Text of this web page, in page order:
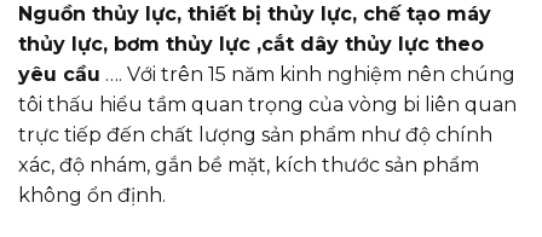
Nguồn thủy lực, thiết bị thủy lực, chế tạo máy
thủy lực, bơm thủy lực ,cắt dây thủy lực theo
yêu cầu …. Với trên 15 năm kinh nghiệm nên chúng
tôi thấu hiểu tầm quan trọng của vòng bi liên quan
trực tiếp đến chất lượng sản phẩm như độ chính
xác, độ nhám, gắn bề mặt, kích thước sản phẩm
không ổn định.